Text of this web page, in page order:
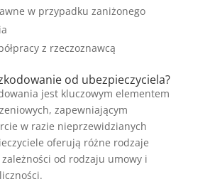
w przypadku zaniżonego
z rzeczoznawcą
od ubezpieczyciela?
jest kluczowym elementem
zapewniającym
w razie nieprzewidzianych
oferują różne rodzaje
od rodzaju umowy i